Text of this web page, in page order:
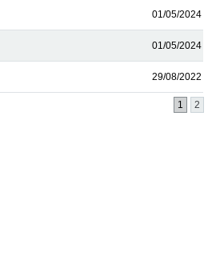
01/05/2024
01/05/2024
29/08/2022
1 2